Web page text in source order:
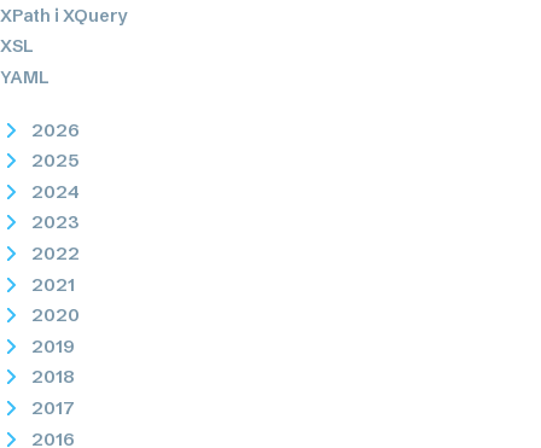
XPath i XQuery
XSL
YAML
2026
2025
2024
2023
2022
2021
2020
2019
2018
2017
2016